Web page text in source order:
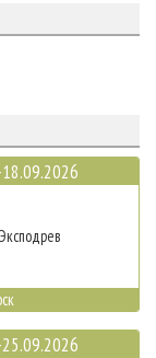
Эксподрев